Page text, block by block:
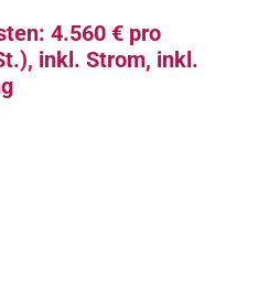
4.560 € pro
inkl. Strom, inkl.